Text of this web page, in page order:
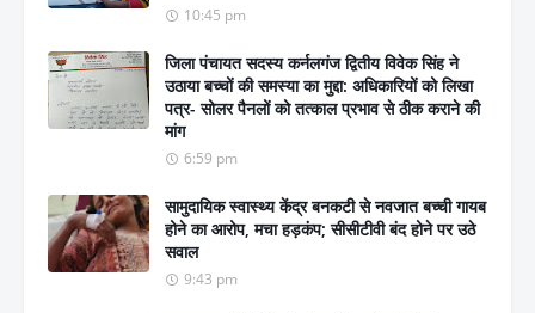
10:45 pm
जिला पंचायत सदस्य कर्नलगंज द्वितीय विवेक सिंह ने
उठाया बच्चों की समस्या का मुद्दा: अधिकारियों को लिखा
पत्र- सोलर पैनलों को तत्काल प्रभाव से ठीक कराने की
मांग
6:59 pm
सामुदायिक स्वास्थ्य केंद्र बनकटी से नवजात बच्ची गायब
होने का आरोप, मचा हड़कंप; सीसीटीवी बंद होने पर उठे
सवाल
9:43 pm